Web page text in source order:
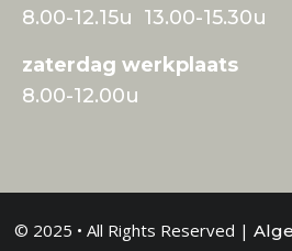
8.00-12.15u 13.00-15.30u
zaterdag werkplaats
8.00-12.00u
© 2025 • All Rights Reserved |